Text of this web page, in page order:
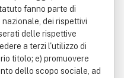
fanno parte di
dei rispettivi
delle rispettive
a terzi l'utilizzo di
titolo; e) promuovere
dello scopo sociale, ad